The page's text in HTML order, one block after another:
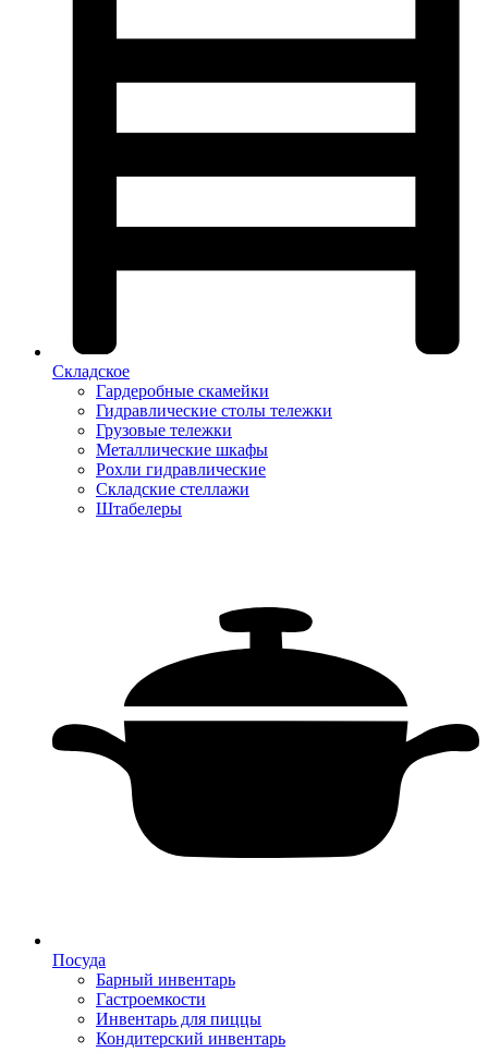
Складское
Гардеробные скамейки
Гидравлические столы тележки
Грузовые тележки
Металлические шкафы
Рохли гидравлические
Складские стеллажи
Штабелеры
Посуда
Барный инвентарь
Гастроемкости
Инвентарь для пиццы
Кондитерский инвентарь